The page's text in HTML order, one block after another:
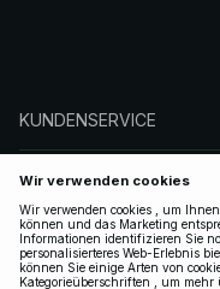
KUNDENSERVICE
ÜBER NA-KD
FOLGEN SIE UNS